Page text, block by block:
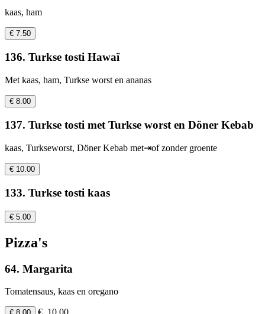
kaas, ham
€ 7.50
136. Turkse tosti Hawaï
Met kaas, ham, Turkse worst en ananas
€ 8.00
137. Turkse tosti met Turkse worst en Döner Kebab
kaas, Turkseworst, Döner Kebab met⇥of zonder groente
€ 10.00
133. Turkse tosti kaas
€ 5.00
Pizza's
64. Margarita
Tomatensaus, kaas en oregano